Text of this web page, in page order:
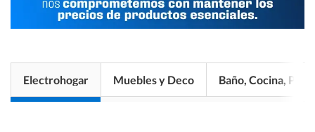
Electrohogar Muebles y Deco Baño, Cocina, Pisos